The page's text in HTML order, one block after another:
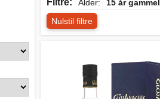
Filtre: Alder:
15 år gammel
Nulstil filtre